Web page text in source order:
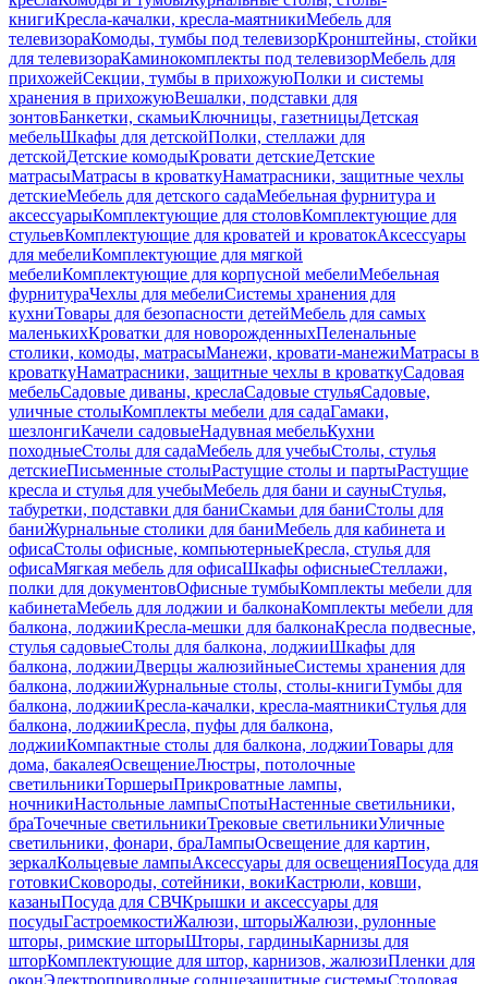
книгиКресла-качалки, кресла-маятникиМебель для
телевизораКомоды, тумбы под телевизорКронштейны, стойки
для телевизораКаминокомплекты под телевизорМебель для
прихожейСекции, тумбы в прихожуюПолки и системы
хранения в прихожуюВешалки, подставки для
зонтовБанкетки, скамьиКлючницы, газетницыДетская
мебельШкафы для детскойПолки, стеллажи для
детскойДетские комодыКровати детскиеДетские
матрасыМатрасы в кроваткуНаматрасники, защитные чехлы
детскиеМебель для детского садаМебельная фурнитура и
аксессуарыКомплектующие для столовКомплектующие для
стульевКомплектующие для кроватей и кроватокАксессуары
для мебелиКомплектующие для мягкой
мебелиКомплектующие для корпусной мебелиМебельная
фурнитураЧехлы для мебелиСистемы хранения для
кухниТовары для безопасности детейМебель для самых
маленькихКроватки для новорожденныхПеленальные
столики, комоды, матрасыМанежи, кровати-манежиМатрасы в
кроваткуНаматрасники, защитные чехлы в кроваткуСадовая
мебельСадовые диваны, креслаСадовые стульяСадовые,
уличные столыКомплекты мебели для садаГамаки,
шезлонгиКачели садовыеНадувная мебельКухни
походныеСтолы для садаМебель для учебыСтолы, стулья
детскиеПисьменные столыРастущие столы и партыРастущие
кресла и стулья для учебыМебель для бани и сауныСтулья,
табуретки, подставки для баниСкамьи для баниСтолы для
баниЖурнальные столики для баниМебель для кабинета и
офисаСтолы офисные, компьютерныеКресла, стулья для
офисаМягкая мебель для офисаШкафы офисныеСтеллажи,
полки для документовОфисные тумбыКомплекты мебели для
кабинетаМебель для лоджии и балконаКомплекты мебели для
балкона, лоджииКресла-мешки для балконаКресла подвесные,
стулья садовыеСтолы для балкона, лоджииШкафы для
балкона, лоджииДверцы жалюзийныеСистемы хранения для
балкона, лоджииЖурнальные столы, столы-книгиТумбы для
балкона, лоджииКресла-качалки, кресла-маятникиСтулья для
балкона, лоджииКресла, пуфы для балкона,
лоджииКомпактные столы для балкона, лоджииТовары для
дома, бакалеяОсвещениеЛюстры, потолочные
светильникиТоршерыПрикроватные лампы,
ночникиНастольные лампыСпотыНастенные светильники,
браТочечные светильникиТрековые светильникиУличные
светильники, фонари, браЛампыОсвещение для картин,
зеркалКольцевые лампыАксессуары для освещенияПосуда для
готовкиСковороды, сотейники, вокиКастрюли, ковши,
казаныПосуда для СВЧКрышки и аксессуары для
посудыГастроемкостиЖалюзи, шторыЖалюзи, рулонные
шторы, римские шторыШторы, гардиныКарнизы для
шторКомплектующие для штор, карнизов, жалюзиПленки для
оконЭлектроприводные солнцезащитные системыСтоловая